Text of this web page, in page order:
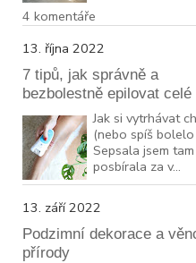
4 komentáře
13. října 2022
7 tipů, jak správně a
bezbolestně epilovat celé
Jak si vytrhávat
(nebo spíš
Sepsala jsem
posbírala za v...
13. září 2022
Podzimní dekorace a
přírody